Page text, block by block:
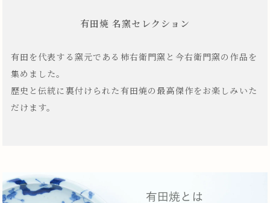
有田焼 名窯セレクション
有田を代表する窯元である柿右衛門窯と今右衛門窯の作品を
集めました。
歴史と伝統に裏付けられた有田焼の最高傑作をお楽しみいた
だけます。